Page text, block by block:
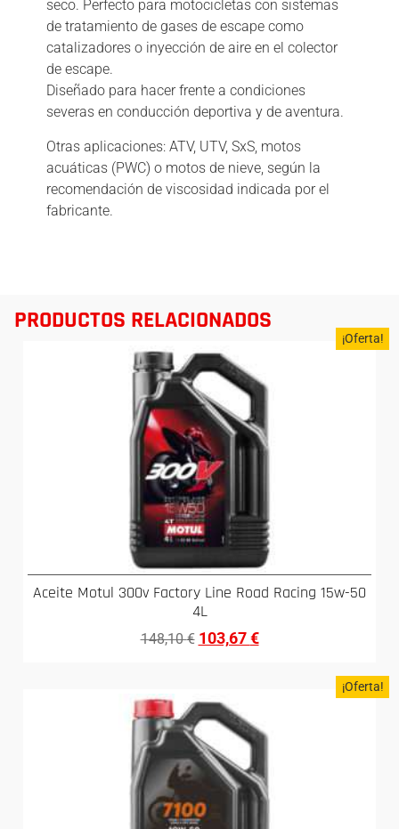
seco. Perfecto para motocicletas con sistemas
de tratamiento de gases de escape como
catalizadores o inyección de aire en el colector
de escape.
Diseñado para hacer frente a condiciones
severas en conducción deportiva y de aventura.
Otras aplicaciones: ATV, UTV, SxS, motos
acuáticas (PWC) o motos de nieve, según la
recomendación de viscosidad indicada por el
fabricante.
PRODUCTOS RELACIONADOS
¡Oferta!
Aceite Motul 300v Factory Line Road Racing 15w-50
4L
148,10€ 103,67€
¡Oferta!